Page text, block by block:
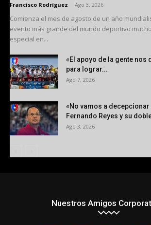
Francisco Rodríguez Ago 3, 2026
Comienza el mes de agosto de un año
evento más grande del mundo deportivo
especial en...
«El apoyo de la gente nos
para lograr...
Ago 7, 2026
«No vamos a decepcionar
Fernando Reyes y su
Ago 3, 2026
Nuestros Amigos